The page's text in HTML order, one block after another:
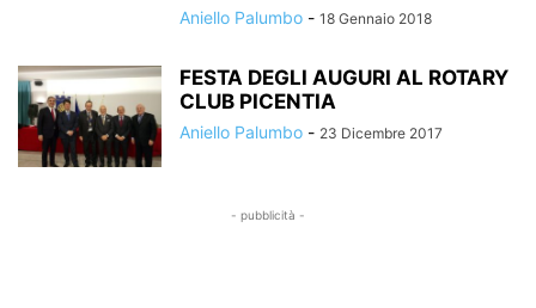
Aniello Palumbo - 18 Gennaio 2018
FESTA DEGLI AUGURI AL ROTARY
CLUB PICENTIA
Aniello Palumbo - 23 Dicembre 2017
- pubblicità -